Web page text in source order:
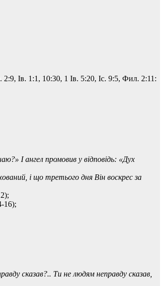
Ів. 1:1, 10:30, 1 Ів. 5:20, Іс. 9:5, Фил. 2:11:
І ангел промовив у відповідь: «Дух
і що третього дня Він воскрес за
16);
сказав?.. Ти не людям неправду сказав,